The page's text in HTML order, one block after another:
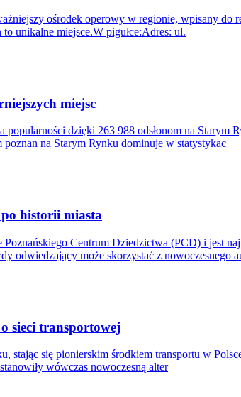
ośrodek operowy w regionie, wpisany do
unikalne miejsce.W pigułce:Adres: ul.
miejsc
popularności dzięki 263 988 odsłonom na
na Starym Rynku dominuje w statystykac
historii miasta
Centrum Dziedzictwa (PCD) i jest
odwiedzający może skorzystać z nowoczesnego
sieci transportowej
stając się pionierskim środkiem transportu w
wówczas nowoczesną alter